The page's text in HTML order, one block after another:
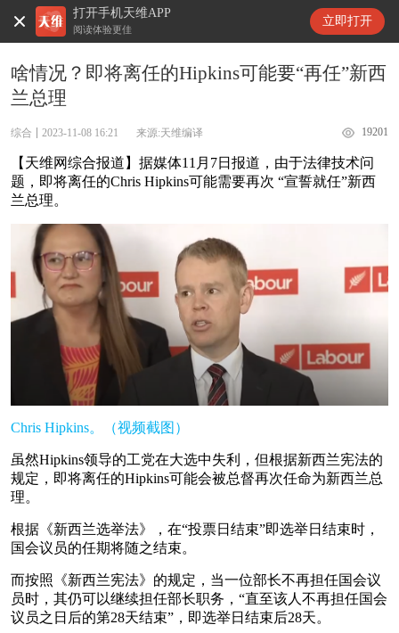
打开手机天维APP
阅读体验更佳
立即打开
天维新闻
啥情况？即将离任的Hipkins可能要“再任”新西
兰总理
综合 2023-11-08 16:21 来源:天维编译 19201
【天维网综合报道】据媒体11月7日报道，由于法律技术问
题，即将离任的Chris Hipkins可能需要再次 “宣誓就任”新西
兰总理。
Chris Hipkins。（视频截图）
虽然Hipkins领导的工党在大选中失利，但根据新西兰宪法的
规定，即将离任的Hipkins可能会被总督再次任命为新西兰总
理。
根据《新西兰选举法》，在“投票日结束”即选举日结束时，
国会议员的任期将随之结束。
而按照《新西兰宪法》的规定，当一位部长不再担任国会议
员时，其仍可以继续担任部长职务，“直至该人不再担任国会
议员之日后的第28天结束”，即选举日结束后28天。